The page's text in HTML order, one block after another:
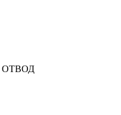
ОТВОД